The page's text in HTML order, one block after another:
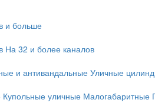
и больше
На 32 и более каналов
и антивандальные Уличные
Купольные уличные Малогабаритные